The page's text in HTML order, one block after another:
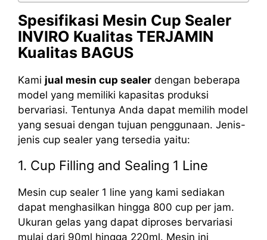
Spesifikasi Mesin Cup Sealer
INVIRO Kualitas TERJAMIN
Kualitas BAGUS
Kami jual mesin cup sealer dengan beberapa
model yang memiliki kapasitas produksi
bervariasi. Tentunya Anda dapat memilih model
yang sesuai dengan tujuan penggunaan. Jenis-
jenis cup sealer yang tersedia yaitu:
1. Cup Filling and Sealing 1 Line
Mesin cup sealer 1 line yang kami sediakan
dapat menghasilkan hingga 800 cup per jam.
Ukuran gelas yang dapat diproses bervariasi
mulai dari 90ml hingga 220ml. Mesin ini